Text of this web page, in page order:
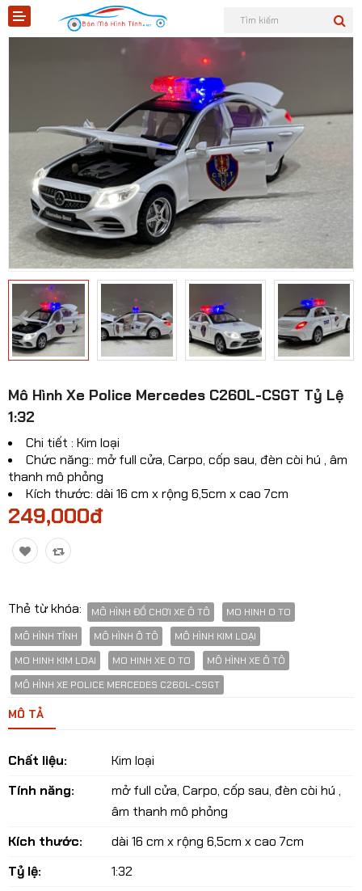
Shopee
Tiktok
Sản phẩm
Tin tức
Liên hệ
Mô hình quân sự
Mô hình Xe cổ
Tỷ lệ mô hình
Mô hình lắp ráp
Máy bay dân sự
Mô hình xe mô tô - xe máy
Xem thêm danh mục
So sánh
​Mô Hình Xe Police Mercedes C260L-CSGT Tỷ Lệ
1:32
Chi tiết : Kim loại
Chức năng:: mở full cửa, Carpo, cốp sau, đèn còi hú , âm
thanh mô phỏng
Kích thước: dài 16 cm x rộng 6,5cm x cao 7cm
249,000đ
Thẻ từ khóa: MÔ HÌNH ĐỒ CHƠI XE Ô TÔ
MO HINH O TO
MÔ HÌNH TĨNH
MÔ HÌNH Ô TÔ
MÔ HÌNH KIM LOẠI
MO HINH KIM LOAI
MO HINH XE O TO
MÔ HÌNH XE Ô TÔ
MÔ HÌNH XE POLICE MERCEDES C260L-CSGT
MÔ TẢ
Chất liệu:
Kim loại
Tính năng:
mở full cửa, Carpo, cốp sau, đèn còi hú ,
âm thanh mô phỏng
Kích thước:
dài 16 cm x rộng 6,5cm x cao 7cm
Tỷ lệ:
1:32